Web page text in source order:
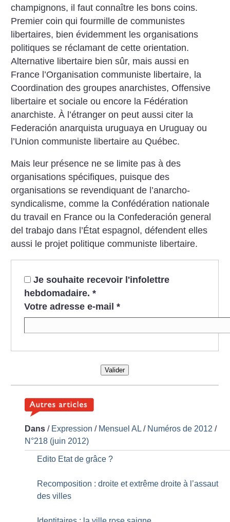
champignons, il faut connaître les bons coins.
Premier coin qui fourmille de communistes
libertaires, bien évidemment les organisations
politiques se réclamant de cette orientation.
Alternative libertaire bien sûr, mais aussi en
France l’Organisation communiste libertaire, la
Coordination des groupes anarchistes, Offensive
libertaire et sociale ou encore la Fédération
anarchiste. À l’étranger on peut aussi citer la
Federación anarquista uruguaya en Uruguay ou
l’Union communiste libertaire au Québec.
Mais leur présence ne se limite pas à des
organisations spécifiques, puisque des
organisations se revendiquant de l’anarcho-
syndicalisme, comme la Confédération nationale
du travail en France ou la Confederación general
del trabajo dans l’État espagnol, défendent elles
aussi le projet politique communiste libertaire.
Je souhaite recevoir l'infolettre
hebdomadaire. *
Votre adresse e-mail *
Valider
Dans / Expression / Mensuel AL / Numéros de 2012 /
N°218 (juin 2012)
Edito Etat de grâce ?
Recomposition : droite et extrême droite à l’assaut
des villes